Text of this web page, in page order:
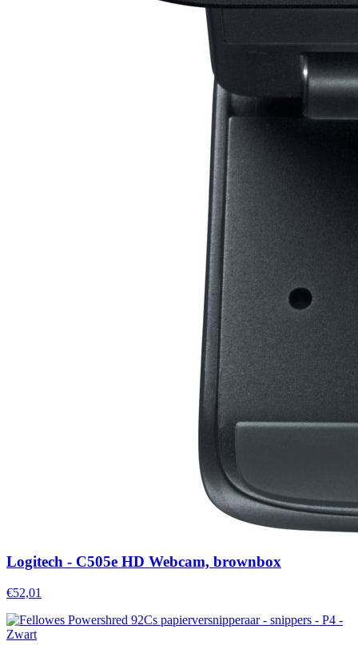
Logitech - C505e HD Webcam, brownbox
€52,01